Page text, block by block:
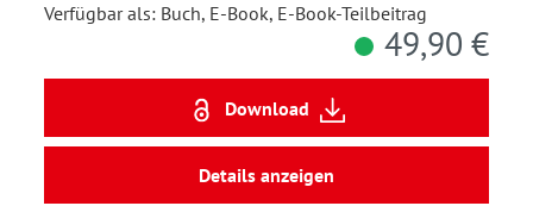
Verfügbar als: Buch, E-Book, E-Book-Teilbeitrag
49,90 €
Download
Details anzeigen